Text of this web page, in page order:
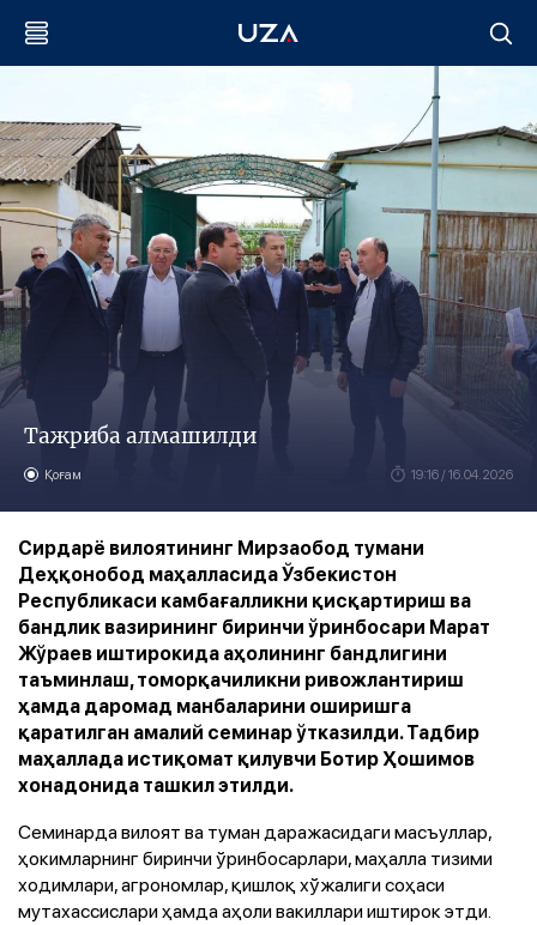
Тажриба алмашилди
Қоғам 19:16 / 16.04.2026
Сирдарё вилоятининг Мирзаобод тумани
Деҳқонобод маҳалласида Ўзбекистон
Республикаси камбағалликни қисқартириш ва
бандлик вазирининг биринчи ўринбосари Марат
Жўраев иштирокида аҳолининг бандлигини
таъминлаш, томорқачиликни ривожлантириш
ҳамда даромад манбаларини оширишга
қаратилган амалий семинар ўтказилди. Тадбир
маҳаллада истиқомат қилувчи Ботир Ҳошимов
хонадонида ташкил этилди.
Семинарда вилоят ва туман даражасидаги масъуллар,
ҳокимларнинг биринчи ўринбосарлари, маҳалла тизими
ходимлари, агрономлар, қишлоқ хўжалиги соҳаси
мутахассислари ҳамда аҳоли вакиллари иштирок этди.